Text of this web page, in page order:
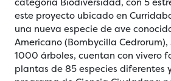
este proyecto ubicado en
una nueva especie de ave
Americano (Bombycilla
1000 árboles, cuentan con vivero
plantas de 85 especies diferentes